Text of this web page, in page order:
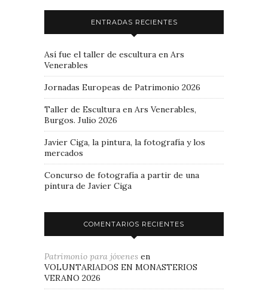
ENTRADAS RECIENTES
Así fue el taller de escultura en Ars
Venerables
Jornadas Europeas de Patrimonio 2026
Taller de Escultura en Ars Venerables,
Burgos. Julio 2026
Javier Ciga, la pintura, la fotografía y los
mercados
Concurso de fotografía a partir de una
pintura de Javier Ciga
COMENTARIOS RECIENTES
Patrimonio para jóvenes en
VOLUNTARIADOS EN MONASTERIOS
VERANO 2026